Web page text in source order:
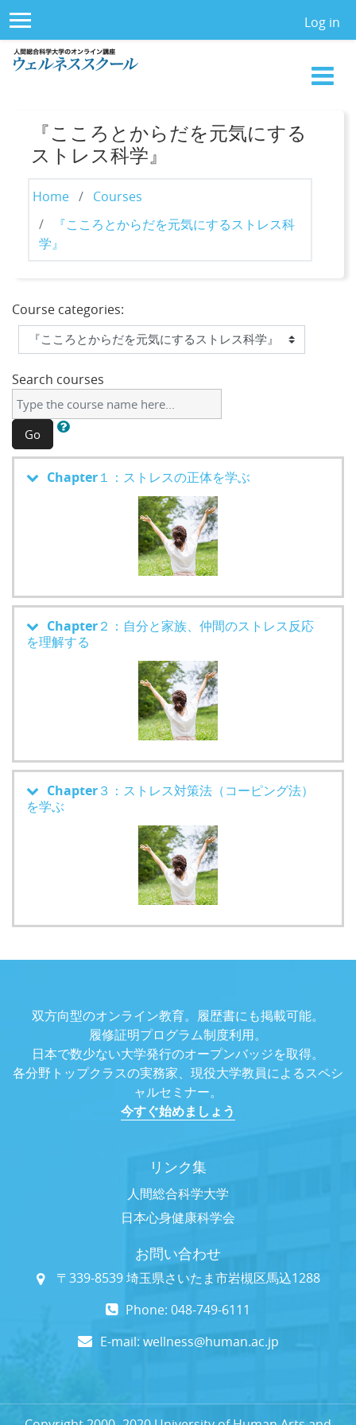
Skip to main content
Side panel Log in
『こころとからだを元気にする
ストレス科学』
Home
Courses
『こころとからだを元気にするストレス科
学』
Course categories:
Search courses
Go
Chapter１：ストレスの正体を学ぶ
Chapter２：自分と家族、仲間のストレス反応
を理解する
Chapter３：ストレス対策法（コーピング法）
を学ぶ
双方向型のオンライン教育。履歴書にも掲載可能。
履修証明プログラム制度利用。
日本で数少ない大学発行のオープンバッジを取得。
各分野トップクラスの実務家、現役大学教員によるスペシ
ャルセミナー。
今すぐ始めましょう
リンク集
人間総合科学大学
日本心身健康科学会
お問い合わせ
〒339-8539 埼玉県さいたま市岩槻区馬込1288
Phone: 048-749-6111
E-mail: wellness@human.ac.jp